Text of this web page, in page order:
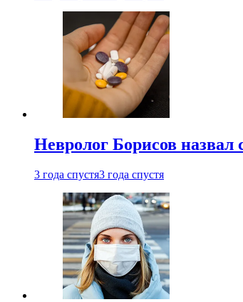
Невролог Борисов назвал
3 года спустя3 года спустя